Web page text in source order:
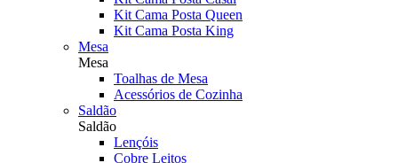
Kit Cama Posta Queen
Kit Cama Posta King
Mesa
Mesa
Toalhas de Mesa
Acessórios de Cozinha
Saldão
Saldão
Lençóis
Cobre Leitos